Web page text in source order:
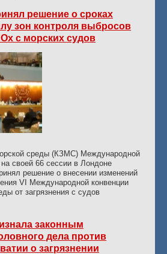
решение о сроках
зон контроля выбросов
с морских судов
среды (КЗМС) Международной
на своей 66 сессии в Лондоне
решение о внесении изменений
VI Международной конвенции
от загрязнения с судов
законным
дела против
о загрязнении